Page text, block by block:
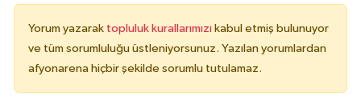
Yorum yazarak topluluk kurallarımızı kabul etmiş bulunuyor
ve tüm sorumluluğu üstleniyorsunuz. Yazılan yorumlardan
afyonarena hiçbir şekilde sorumlu tutulamaz.